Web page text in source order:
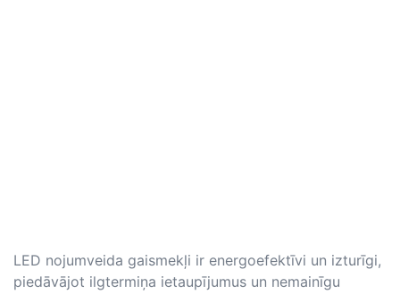
LED nojumveida gaismekļi ir energoefektīvi un izturīgi,
piedāvājot ilgtermiņa ietaupījumus un nemainīgu